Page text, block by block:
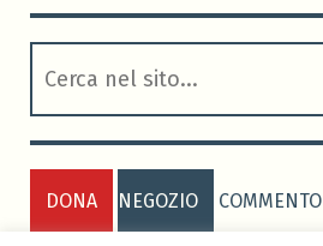
DONA NEGOZIO COMMENTO